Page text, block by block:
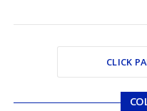
CLICK